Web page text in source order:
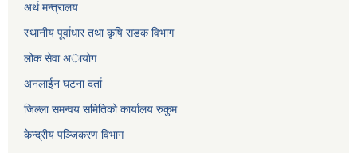
अर्थ मन्त्रालय
स्थानीय पूर्वाधार तथा कृषि सडक विभाग
लोक सेवा अायाेग
अनलाईन घटना दर्ता
जिल्ला समन्वय समितिको कार्यालय रुकुम
केन्द्रीय पञ्जिकरण विभाग